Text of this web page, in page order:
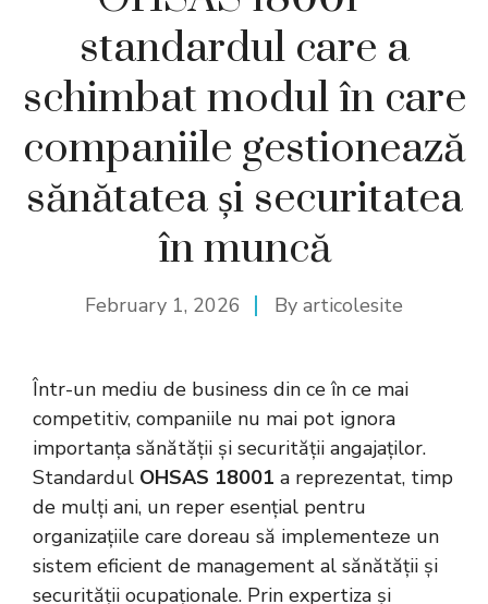
standardul care a
schimbat modul în care
companiile gestionează
sănătatea și securitatea
în muncă
February 1, 2026 By articolesite
Într-un mediu de business din ce în ce mai
competitiv, companiile nu mai pot ignora
importanța sănătății și securității angajaților.
Standardul OHSAS 18001 a reprezentat, timp
de mulți ani, un reper esențial pentru
organizațiile care doreau să implementeze un
sistem eficient de management al sănătății și
securității ocupaționale. Prin expertiza și